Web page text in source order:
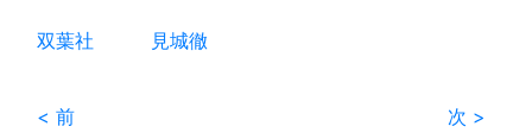
双葉社 見城徹
< 前 次 >